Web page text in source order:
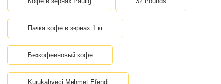
Пачка кофе в зернах 1 кг
Безкофеиновый кофе
Kurukahveci Mehmet Efendi